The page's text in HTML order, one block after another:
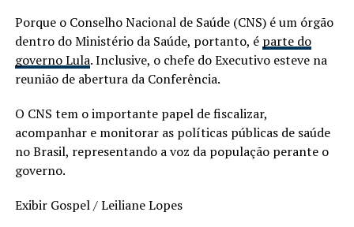
Porque o Conselho Nacional de Saúde (CNS) é um órgão
dentro do Ministério da Saúde, portanto, é parte do
governo Lula. Inclusive, o chefe do Executivo esteve na
reunião de abertura da Conferência.
O CNS tem o importante papel de fiscalizar,
acompanhar e monitorar as políticas públicas de saúde
no Brasil, representando a voz da população perante o
governo.
Exibir Gospel / Leiliane Lopes